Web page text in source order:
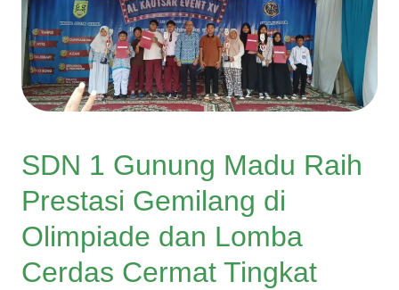
SDN 1 Gunung Madu Raih
Prestasi Gemilang di
Olimpiade dan Lomba
Cerdas Cermat Tingkat